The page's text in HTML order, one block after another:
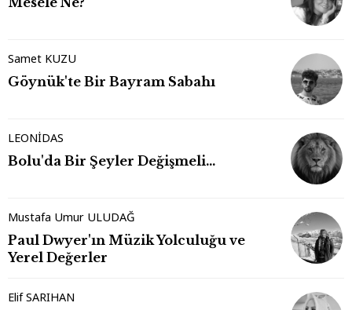
Samet KUZU
Göynük'te Bir Bayram Sabahı
LEONİDAS
Bolu'da Bir Şeyler Değişmeli…
Mustafa Umur ULUDAĞ
Paul Dwyer'ın Müzik Yolculuğu ve
Yerel Değerler
Elif SARIHAN